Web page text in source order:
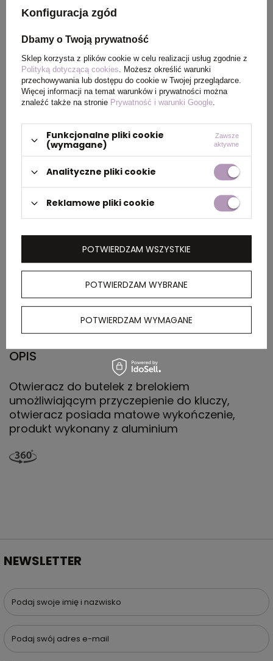
Rozmiar
produktu (g)
PAKOWANIE
Ilość szt. w
kartonie
wewnętrznym
200
Wymiary
kartonu
zewnętrznego
49 x 21 x 17,5 cm
kartonu
zewnętrznego
8,2
OPIS
Otwieracz do butelek z brelokiem
umożliwiającym przyczepienie do kluczy,
otwieracz posiada matowe wykończenie,
produkt wykonany z aluminium
NEWSLETTER
Podaj swoje imię i nazwisko
Podaj swój adres e-mail
Konfiguracja zgód
Dbamy o Twoją prywatność
Sklep korzysta z plików cookie w celu realizacji usług zgodnie z
Polityką dotyczącą cookies. Możesz określić warunki
przechowywania lub dostępu do cookie w Twojej przeglądarce.
Więcej informacji na temat warunków i prywatności można
znaleźć także na stronie Prywatność i warunki Google.
Funkcjonalne pliki cookie
(wymagane)
Zawsze
aktywne
Analityczne pliki cookie
Reklamowe pliki cookie
POTWIERDZAM WYBRANE
POTWIERDZAM WYMAGANE
POTWIERDZAM WSZYSTKIE